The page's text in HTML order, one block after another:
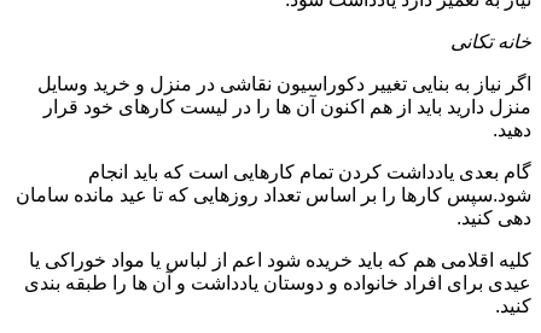
خانه تکانی
اگر نیاز به بنایی تغییر دکوراسیون نقاشی در منزل و خرید وسایل
منزل دارید باید از هم اکنون آن ها را در لیست کارهای خود قرار
دهید.
گام بعدی یادداشت کردن تمام کارهایی است که باید انجام
شود.سپس کارها را بر اساس تعداد روزهایی که تا عید مانده سامان
دهی کنید.
کلیه اقلامی هم که باید خریده شود اعم از لباس یا مواد خوراکی یا
عیدی برای افراد خانواده و دوستان یادداشت و آن ها را طبقه بندی
کنید.